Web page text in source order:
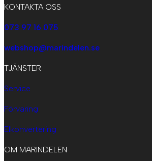
KONTAKTA OSS
073 97 16 075
webshop@marindelen.se
TJÄNSTER
Service
Förvaring
Elkonvertering
OM MARINDELEN